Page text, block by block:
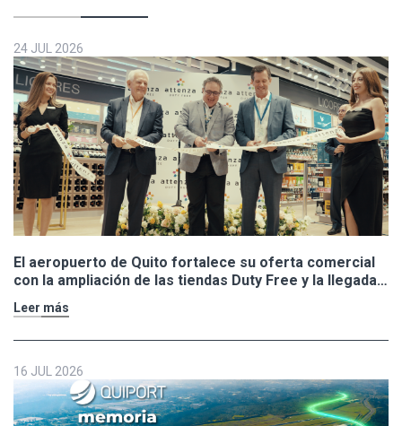
24 JUL 2026
El aeropuerto de Quito fortalece su oferta comercial
con la ampliación de las tiendas Duty Free y la llegada
de Polo Ralph Lauren y Adidas
Leer más
16 JUL 2026